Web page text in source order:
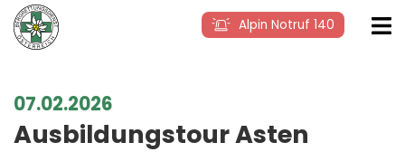
Alpin Notruf 140
07.02.2026
Ausbildungstour Asten